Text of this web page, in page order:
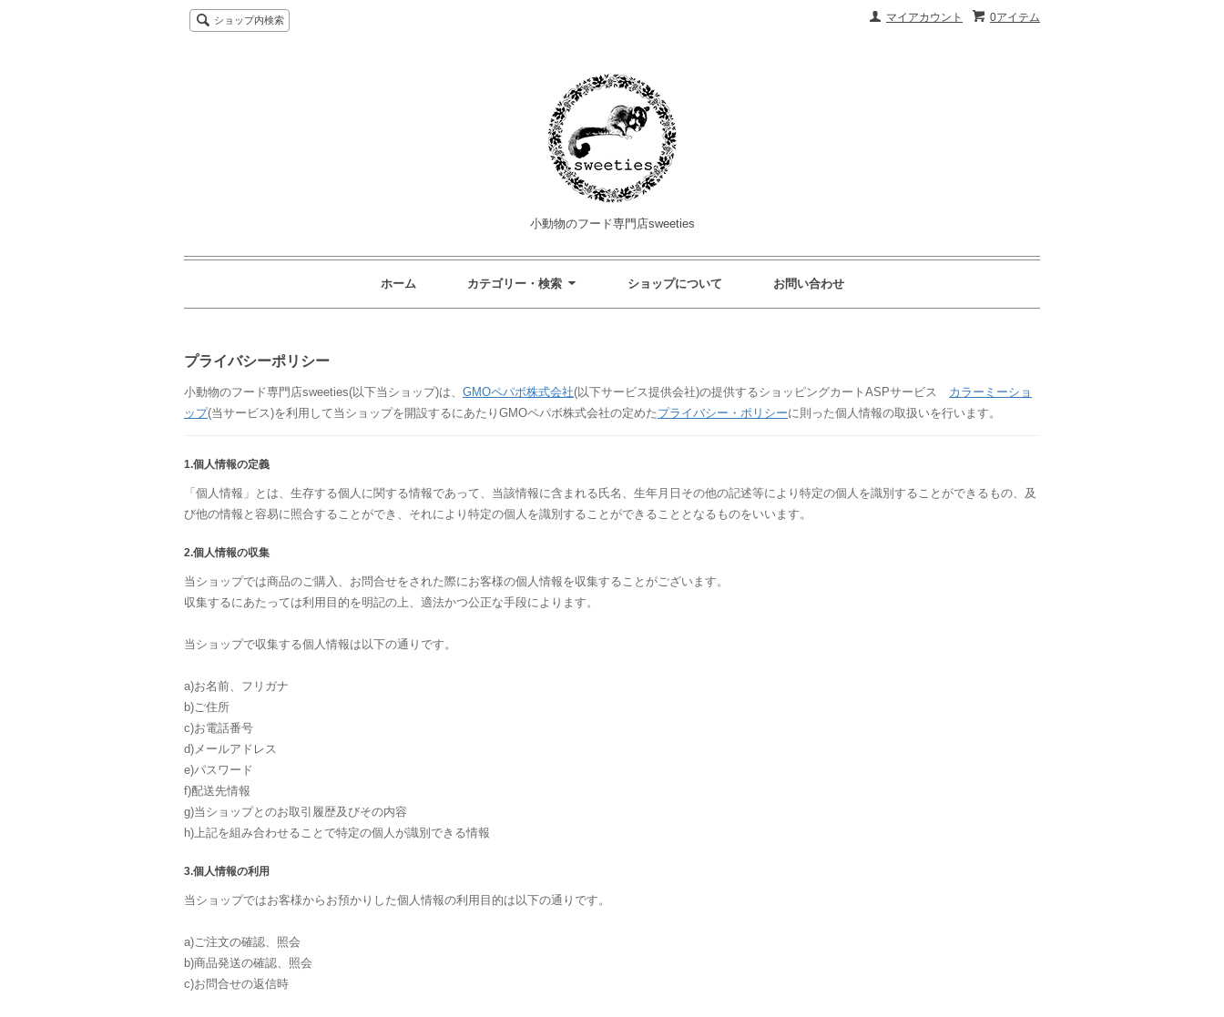
0アイテム
マイアカウント
ショップ内検索
小動物のフード専門店sweeties
ホーム カテゴリー・検索 ショップについて お問い合わせ
プライバシーポリシー
小動物のフード専門店sweeties(以下当ショップ)は、 GMOペパボ株式会社(以下サービス提供会社)の提供するショッピングカートASPサービス カラーミーショ
ップ(当サービス)を利用して当ショップを開設するにあたりGMOペパボ株式会社の定めたプライバシー・ポリシーに則った個人情報の取扱いを行います。
1.個人情報の定義
「個人情報」とは、生存する個人に関する情報であって、当該情報に含まれる氏名、生年月日その他の記述等により特定の個人を識別することができるもの、及
び他の情報と容易に照合することができ、それにより特定の個人を識別することができることとなるものをいいます。
2.個人情報の収集
当ショップでは商品のご購入、お問合せをされた際にお客様の個人情報を収集することがございます。
収集するにあたっては利用目的を明記の上、適法かつ公正な手段によります。
当ショップで収集する個人情報は以下の通りです。
a)お名前、フリガナ
b)ご住所
c)お電話番号
d)メールアドレス
e)パスワード
f)配送先情報
g)当ショップとのお取引履歴及びその内容
h)上記を組み合わせることで特定の個人が識別できる情報
3.個人情報の利用
当ショップではお客様からお預かりした個人情報の利用目的は以下の通りです。
a)ご注文の確認、照会
b)商品発送の確認、照会
c)お問合せの返信時